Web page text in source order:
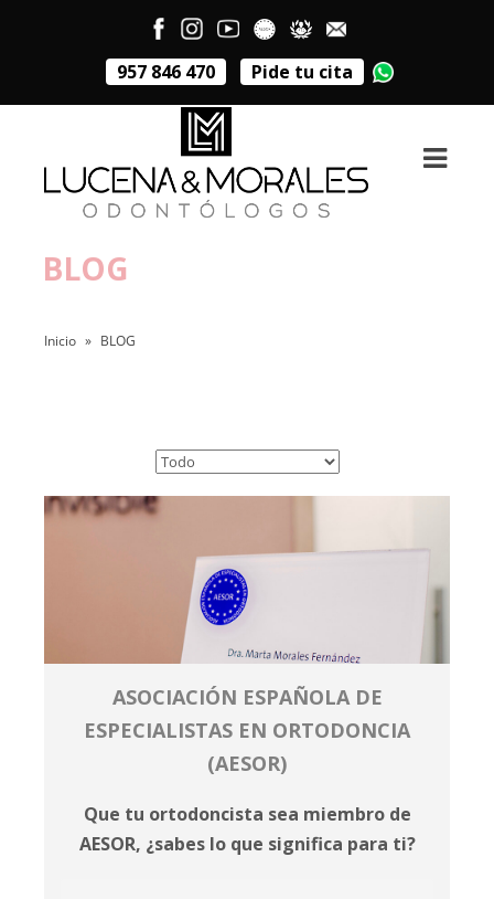
957 846 470 Pide tu cita
BLOG
Inicio » BLOG
ASOCIACIÓN ESPAÑOLA DE
ESPECIALISTAS EN ORTODONCIA
(AESOR)
Que tu ortodoncista sea miembro de
AESOR, ¿sabes lo que significa para ti?